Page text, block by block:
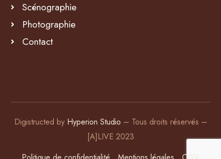
Scénographie
Photographie
Contact
Digistructed by Hyperion Studio – Tous droits réservés –
[A]LIVE 2023